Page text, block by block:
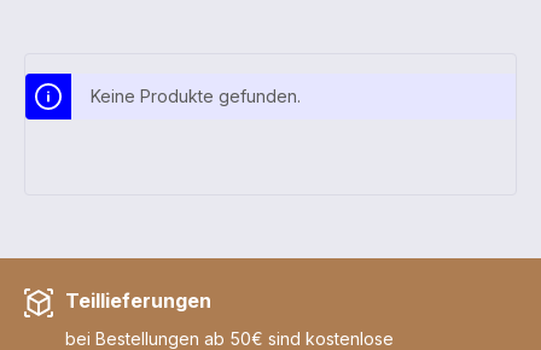
Keine Produkte gefunden.
Teillieferungen
bei Bestellungen ab 50€ sind kostenlose